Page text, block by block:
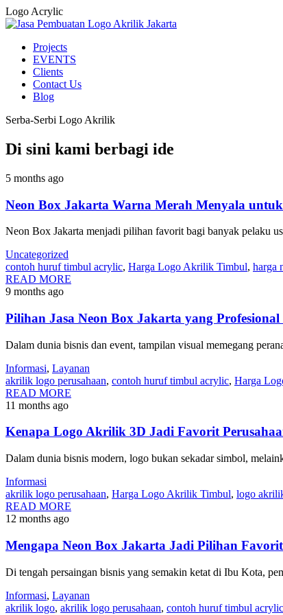
Logo Acrylic
Projects
EVENTS
Clients
Contact Us
Blog
Serba-Serbi Logo Akrilik
Di sini kami berbagi ide
5 months ago
Neon Box Jakarta Warna Merah Menyala
Neon Box Jakarta menjadi pilihan favorit bagi banyak pelaku
Uncategorized
contoh huruf timbul acrylic, Harga Logo Akrilik Timbul, harga
READ MORE
9 months ago
Pilihan Jasa Neon Box Jakarta yang Profesional
Dalam dunia bisnis dan event, tampilan visual memegang
Informasi, Layanan
akrilik logo perusahaan, contoh huruf timbul acrylic, Harga
READ MORE
11 months ago
Kenapa Logo Akrilik 3D Jadi Favorit
Dalam dunia bisnis modern, logo bukan sekadar simbol,
Informasi
akrilik logo perusahaan, Harga Logo Akrilik Timbul, logo
READ MORE
12 months ago
Mengapa Neon Box Jakarta Jadi Pilihan
Di tengah persaingan bisnis yang semakin ketat di Ibu Kota,
Informasi, Layanan
akrilik logo, akrilik logo perusahaan, contoh huruf timbul acrylic